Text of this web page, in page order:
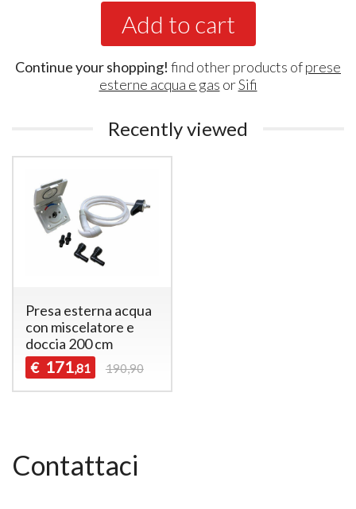
Add to cart
Continue your shopping! find other products ofprese
esterne acqua e gas orSifi
Recently viewed
Presa esterna acqua
con miscelatore e
doccia 200 cm
€ 171,81 190,90
Contattaci